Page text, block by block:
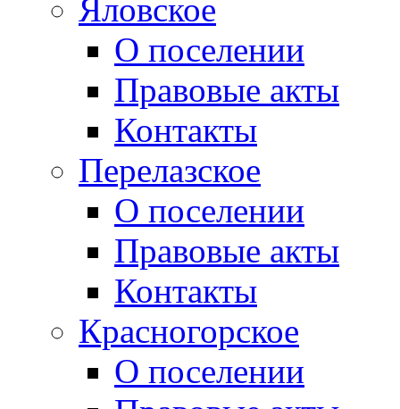
Яловское
О поселении
Правовые акты
Контакты
Перелазское
О поселении
Правовые акты
Контакты
Красногорское
О поселении